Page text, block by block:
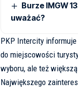
Burze IMGW
uważać?
PKP Intercity informuje
do miejscowości
wyboru, ale też
Największego